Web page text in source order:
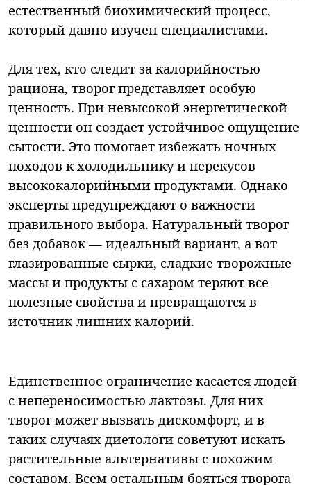
естественный биохимический процесс,
который давно изучен специалистами.
Для тех, кто следит за калорийностью
рациона, творог представляет особую
ценность. При невысокой энергетической
ценности он создает устойчивое ощущение
сытости. Это помогает избежать ночных
походов к холодильнику и перекусов
высококалорийными продуктами. Однако
эксперты предупреждают о важности
правильного выбора. Натуральный творог
без добавок — идеальный вариант, а вот
глазированные сырки, сладкие творожные
массы и продукты с сахаром теряют все
полезные свойства и превращаются в
источник лишних калорий.
Единственное ограничение касается людей
с непереносимостью лактозы. Для них
творог может вызвать дискомфорт, и в
таких случаях диетологи советуют искать
растительные альтернативы с похожим
составом. Всем остальным бояться творога